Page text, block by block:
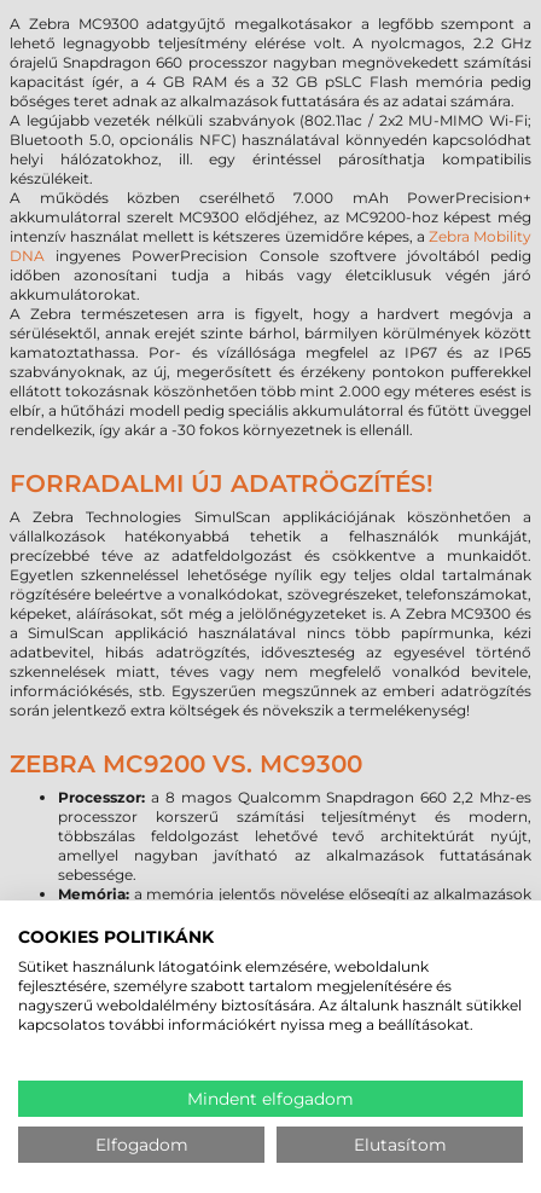
A Zebra MC9300 adatgyűjtő megalkotásakor a legfőbb szempont a
lehető legnagyobb teljesítmény elérése volt. A nyolcmagos, 2.2 GHz
órajelű Snapdragon 660 processzor nagyban megnövekedett számítási
kapacitást ígér, a 4 GB RAM és a 32 GB pSLC Flash memória pedig
bőséges teret adnak az alkalmazások futtatására és az adatai számára.
A legújabb vezeték nélküli szabványok (802.11ac / 2x2 MU-MIMO Wi-Fi;
Bluetooth 5.0, opcionális NFC) használatával könnyedén kapcsolódhat
helyi hálózatokhoz, ill. egy érintéssel párosíthatja kompatibilis
készülékeit.
A működés közben cserélhető 7.000 mAh PowerPrecision+
akkumulátorral szerelt MC9300 elődjéhez, az MC9200-hoz képest még
intenzív használat mellett is kétszeres üzemidőre képes, a Zebra Mobility
DNA ingyenes PowerPrecision Console szoftvere jóvoltából pedig
időben azonosítani tudja a hibás vagy életciklusuk végén járó
akkumulátorokat.
A Zebra természetesen arra is figyelt, hogy a hardvert megóvja a
sérülésektől, annak erejét szinte bárhol, bármilyen körülmények között
kamatoztathassa. Por- és vízállósága megfelel az IP67 és az IP65
szabványoknak, az új, megerősített és érzékeny pontokon pufferekkel
ellátott tokozásnak köszönhetően több mint 2.000 egy méteres esést is
elbír, a hűtőházi modell pedig speciális akkumulátorral és fűtött üveggel
rendelkezik, így akár a -30 fokos környezetnek is ellenáll.
FORRADALMI ÚJ ADATRÖGZÍTÉS!
A Zebra Technologies SimulScan applikációjának köszönhetően a
vállalkozások hatékonyabbá tehetik a felhasználók munkáját,
precízebbé téve az adatfeldolgozást és csökkentve a munkaidőt.
Egyetlen szkenneléssel lehetősége nyílik egy teljes oldal tartalmának
rögzítésére beleértve a vonalkódokat, szövegrészeket, telefonszámokat,
képeket, aláírásokat, sőt még a jelölőnégyzeteket is. A Zebra MC9300 és
a SimulScan applikáció használatával nincs több papírmunka, kézi
adatbevitel, hibás adatrögzítés, időveszteség az egyesével történő
szkennelések miatt, téves vagy nem megfelelő vonalkód bevitele,
információkésés, stb. Egyszerűen megszűnnek az emberi adatrögzítés
során jelentkező extra költségek és növekszik a termelékenység!
ZEBRA MC9200 VS. MC9300
Processzor: a 8 magos Qualcomm Snapdragon 660 2,2 Mhz-es
processzor korszerű számítási teljesítményt és modern,
többszálas feldolgozást lehetővé tevő architektúrát nyújt,
amellyel nagyban javítható az alkalmazások futtatásának
sebessége.
Memória: a memória jelentős növelése elősegíti az alkalmazások
adatoknak, programoknak. Az MC9200-hoz képest
emelkedett a háttértárként szolgáló flash memória mérete, ami
Micro SD kártyával 128 GB-tal bővíthető.
Kijelző:A Zebra MC9300 az MC9200 3,7” képátlójú rezisztív VGA
kijelzőjéhez képest nagyobb méretű és felbontású, kapacitív 4,3”
a szkenner ablak tartósságát, továbbá meggátolja a karcolások
kialakulását. A sérülésekre gyakorlatilag érzéketlen üveg törés
vagy karcolódás nélkül ellenáll a leggyakoribb leejtéseknek.
Akkumulátor:A 7000 mAh PowerPrecision+ akkumulátor a
kategória legnagyobb kapacitásával és kiemelkedő üzemidővel
COOKIES POLITIKÁNK
Sütiket használunk látogatóink elemzésére, weboldalunk
fejlesztésére, személyre szabott tartalom megjelenítésére és
nagyszerű weboldalélmény biztosítására. Az általunk használt sütikkel
kapcsolatos további információkért nyissa meg a beállításokat.
Mindent elfogadom
Elfogadom Elutasítom